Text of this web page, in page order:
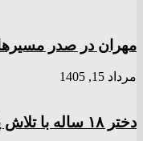
مهران در صدر مسیر‌های ورودی/ ۲۴ زائر جان
مرداد 15, 1405
دختر ‌۱۸‌ ‌ساله‌ با تلاش پلیس کرج از خودکشی منصرف شد